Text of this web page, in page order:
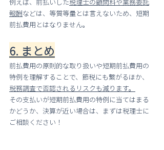
報酬などは、等質等量とは言えないため、短期
前払費用とはなりません。
6. まとめ
前払費用の原則的な取り扱いや短期前払費用の
特例を理解することで、節税にも繋がるほか、
税務調査で否認されるリスクも減ります。
その支払いが短期前払費用の特例に当てはまる
かどうか、決算が近い場合は、まずは税理士に
ご相談ください！